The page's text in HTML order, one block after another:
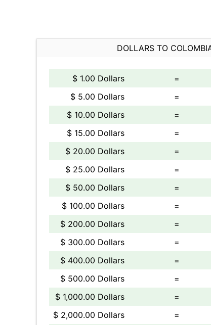
DOLLARS TO
$ 1.00 Dollars =
$ 5.00 Dollars
=
$ 10.00 Dollars
=
$ 15.00 Dollars
=
$ 20.00 Dollars
=
$ 25.00 Dollars
=
$ 50.00 Dollars
=
$ 100.00 Dollars
=
$ 200.00 Dollars
=
$ 300.00 Dollars
=
$ 400.00 Dollars
=
$ 500.00 Dollars
=
$ 1,000.00 Dollars
=
$ 2,000.00 Dollars
=